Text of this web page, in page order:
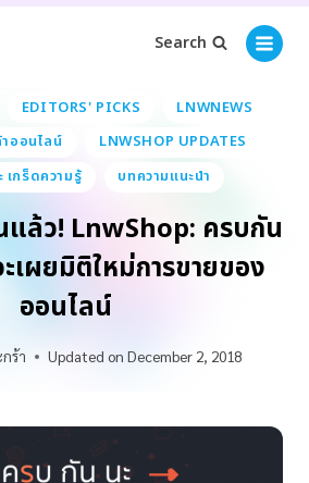
Search
EDITORS' PICKS
LNWNEWS
ออนไลน์
LNWSHOP UPDATES
เกร็ดความรู้
บทความแนะนำ
แล้ว! LnwShop: ครบกัน
เผยมิติใหม่การขายของ
ออนไลน์
ร้า Updated on December 2, 2018